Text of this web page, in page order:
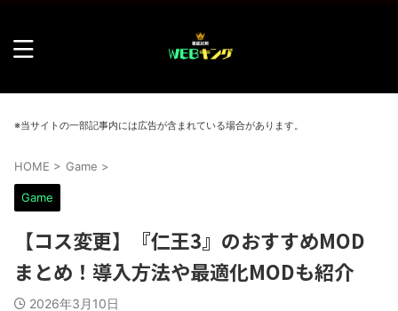
※当サイトの一部記事内には広告が含まれている場合があります。
HOME > Game >
Game
【コス変更】『仁王3』のおすすめMOD
まとめ！導入方法や最適化MODも紹介
2026年3月10日